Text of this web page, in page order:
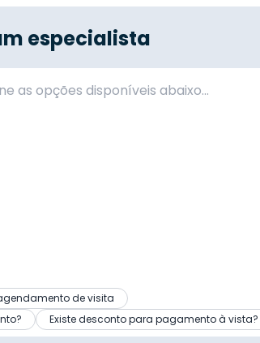
especialista
de visita
Existe desconto para pagamento à vista?